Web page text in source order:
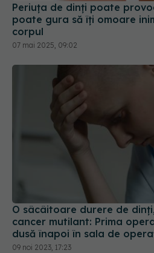
Periuța de dinți poate
poate gura să îți omoare
corpul
07 mai 2025, 09:02
O sâcâitoare durere de
cancer mutilant: Prima
dusă înapoi în sala de
intervenție de 10 ore
09 noi 2023, 17:23